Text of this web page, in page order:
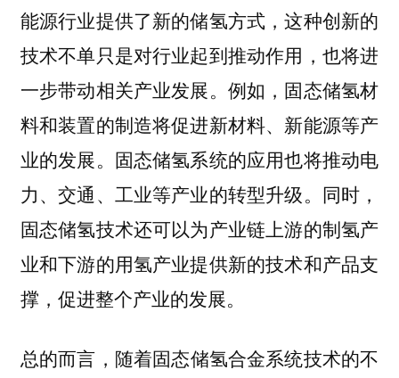
能源行业提供了新的储氢方式，这种创新的
技术不单只是对行业起到推动作用，也将进
一步带动相关产业发展。例如，固态储氢材
料和装置的制造将促进新材料、新能源等产
业的发展。固态储氢系统的应用也将推动电
力、交通、工业等产业的转型升级。 同时，
固态储氢技术还可以为产业链上游的制氢产
业和下游的用氢产业提供新的技术和产品支
撑，促进整个产业的发展。
总的而言， 随着固态储氢合金系统技术的不